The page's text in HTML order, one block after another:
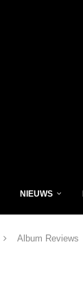
NIEUWS
Album Reviews